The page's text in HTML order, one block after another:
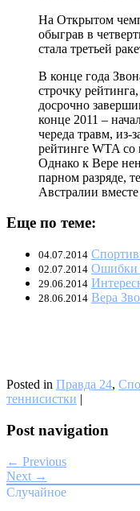
На Открытом
обыграв в
стала третьей
В конце года
строчку
досрочно
конце 2011 –
череда травм, из-
рейтинге WTA со
Однако к Вере
парном разряде,
Австралии
Еще по теме:
04.07.2014
02.07.2014 Ошибки
29.06.2014
28.06.2014 Вера
Posted in Правда 24,
теннисистки |
Post navigation
← Previous
Next →
Случайное